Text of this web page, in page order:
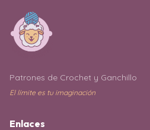
Patrones de Crochet y Ganchillo
El límite es tu imaginación
Enlaces